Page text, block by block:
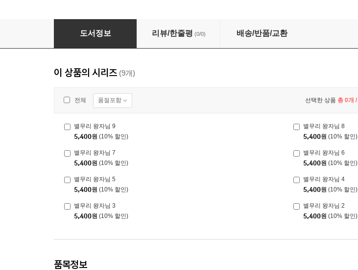
별무리 왕자님 9
도서정보 리뷰/한줄평 (0/0) 배송/반품/교환
이 상품의 시리즈 (9개)
전체 품절포함 선택한 상품 총 0개 /
별무리 왕자님 9
5,400원 (10% 할인)
별무리 왕자님 8
5,400원 (10% 할인)
별무리 왕자님 7
5,400원 (10% 할인)
별무리 왕자님 6
5,400원 (10% 할인)
별무리 왕자님 5
5,400원 (10% 할인)
별무리 왕자님 4
5,400원 (10% 할인)
별무리 왕자님 3
5,400원 (10% 할인)
별무리 왕자님 2
5,400원 (10% 할인)
품목정보